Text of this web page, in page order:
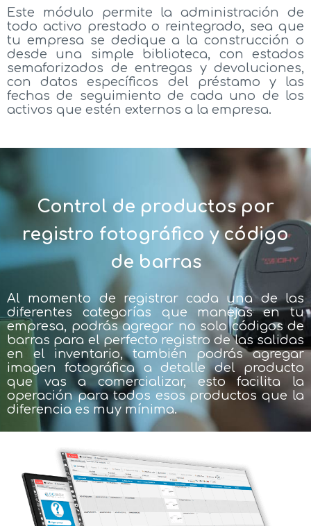
Este módulo permite la administración de
todo activo prestado o reintegrado, sea que
tu empresa se dedique a la construcción o
desde una simple biblioteca, con estados
semaforizados de entregas y devoluciones,
con datos específicos del préstamo y las
fechas de seguimiento de cada uno de los
activos que estén externos a la empresa.
Control de productos por
registro fotográfico y código
de barras
Al momento de registrar cada una de las
diferentes categorías que manejas en tu
empresa, podrás agregar no solo códigos de
barras para el perfecto registro de las salidas
en el inventario, también podrás agregar
imagen fotográfica a detalle del producto
que vas a comercializar, esto facilita la
operación para todos esos productos que la
diferencia es muy mínima.